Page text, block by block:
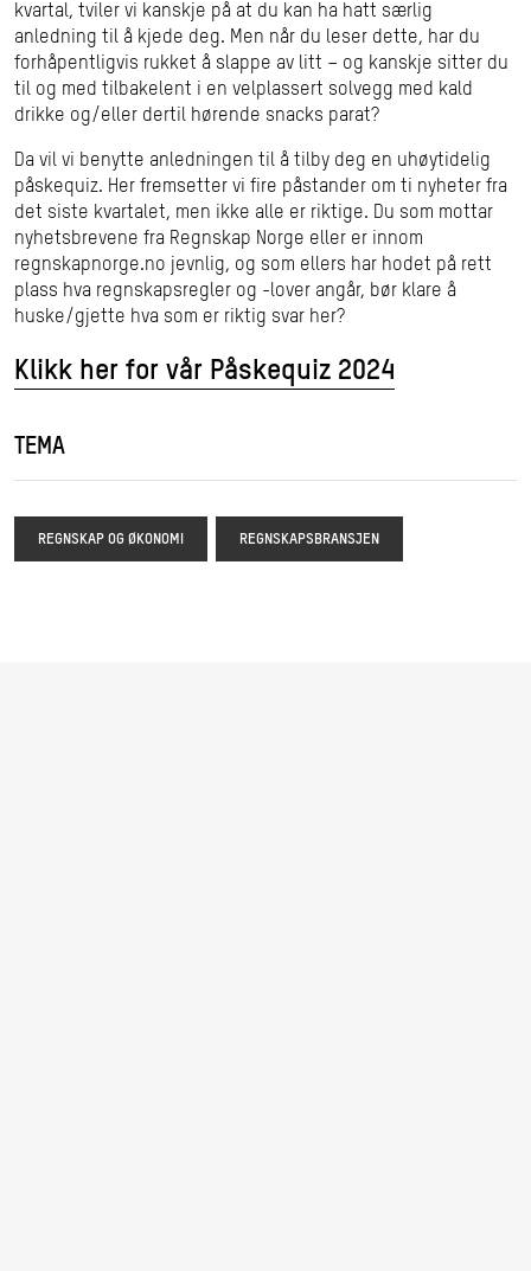
kvartal, tviler vi kanskje på at du kan ha hatt særlig
anledning til å kjede deg. Men når du leser dette, har du
forhåpentligvis rukket å slappe av litt – og kanskje sitter du
til og med tilbakelent i en velplassert solvegg med kald
drikke og/eller dertil hørende snacks parat?
Da vil vi benytte anledningen til å tilby deg en uhøytidelig
påskequiz. Her fremsetter vi fire påstander om ti nyheter fra
det siste kvartalet, men ikke alle er riktige. Du som mottar
nyhetsbrevene fra Regnskap Norge eller er innom
regnskapnorge.no jevnlig, og som ellers har hodet på rett
plass hva regnskapsregler og -lover angår, bør klare å
huske/gjette hva som er riktig svar her?
Klikk her for vår Påskequiz 2024
TEMA
REGNSKAP OG ØKONOMI REGNSKAPSBRANSJEN